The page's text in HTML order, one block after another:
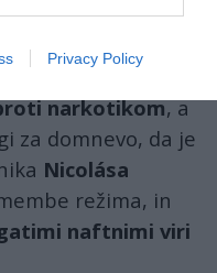
Privacy Policy
tudi političnega
ZDA
narkotikom, a
za domnevo, da je
Nicolása
režima, in
naftnimi viri